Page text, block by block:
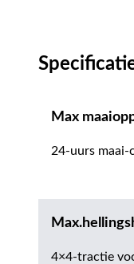
Max
24-uurs maai-
4×4-tractie